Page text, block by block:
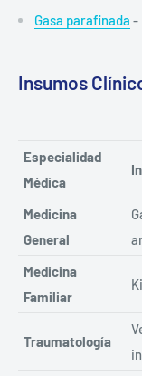
Gasa parafinada -
Insumos
Especialidad
Médica
Medicina
General
Medicina
Familiar
Traumatología